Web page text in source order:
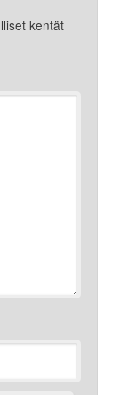
kentät